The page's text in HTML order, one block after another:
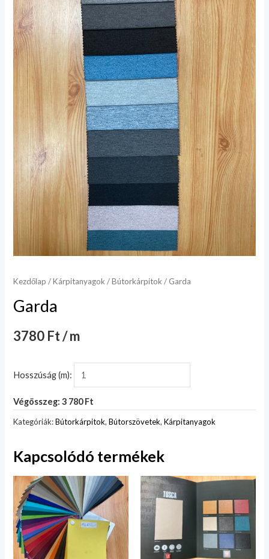
Kezdőlap /Kárpitanyagok /Bútorkárpitok / Garda
Garda
3780 Ft / m
Hosszúság (m):
Végösszeg: 3 780 Ft
Kategóriák:Bútorkárpitok,Bútorszövetek,Kárpitanyagok
Kapcsolódó termékek